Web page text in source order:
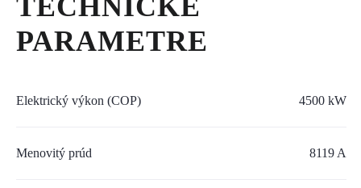
POŽIČOVŇA
POUŽITÉ STROJE
MÔJSTROJ.SK
TECHNICKÉ
PARAMETRE
Elektrický výkon (COP) 4500 kW
Menovitý prúd 8119 A